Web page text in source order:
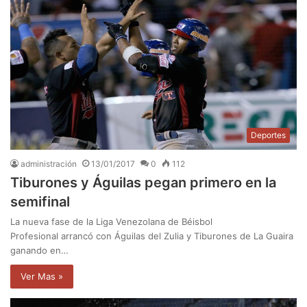
Deportes
administración 13/01/2017 0 112
Tiburones y Águilas pegan primero en la
semifinal
La nueva fase de la Liga Venezolana de Béisbol
Profesional arrancó con Águilas del Zulia y Tiburones de La Guaira
ganando en…
Ver Mas »